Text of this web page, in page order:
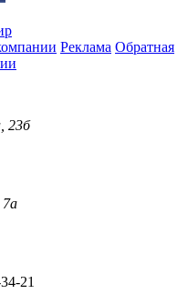
Реклама Обратная
23б
7а
21